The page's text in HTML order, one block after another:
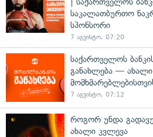
საკალათბურთო
სპონსორი
7 აგვისტო, 07:20
საქართველოს
განახლება —
7 აგვისტო, 07:12
როგორ უნდა
ახალი კვლევა